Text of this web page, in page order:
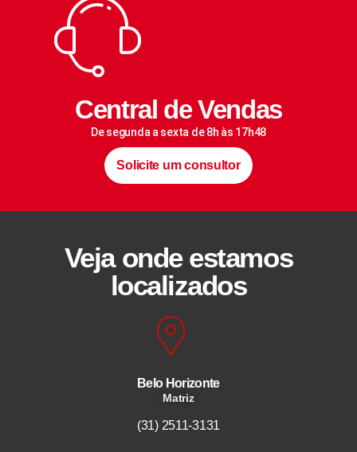
Central de Vendas
De segunda a sexta de 8h às 17h48
Solicite um consultor
Veja onde estamos
localizados
Belo Horizonte
Matriz
(31) 2511-3131